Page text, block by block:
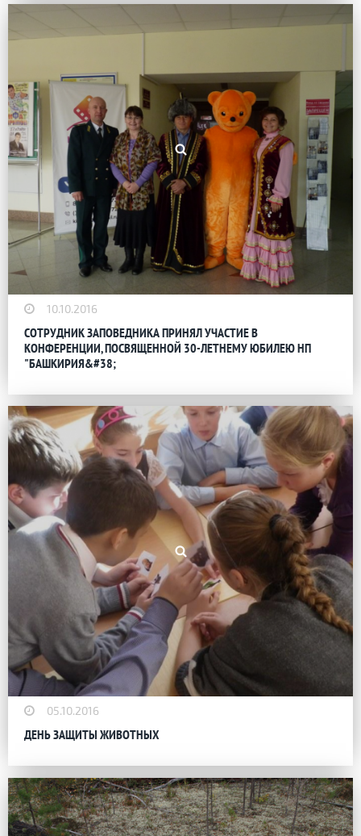
10.10.2016
СОТРУДНИК ЗАПОВЕДНИКА ПРИНЯЛ УЧАСТИЕ В
КОНФЕРЕНЦИИ, ПОСВЯЩЕННОЙ 30-ЛЕТНЕМУ ЮБИЛЕЮ НП
"БАШКИРИЯ&#38;
05.10.2016
ДЕНЬ ЗАЩИТЫ ЖИВОТНЫХ